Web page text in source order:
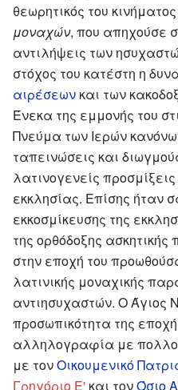
θεωρητικός του
μοναχών, που απηχούσε
αντιλήψεις των
στόχος του κατέστη η
αιρέσεων και των
Ένεκα της εμμονής του
Πνεύμα των Ιερών
ταπεινώσεις και
λατινογενείς
εκκλησίας. Επίσης ήταν
εκκοσμίκευσης της
της ορθόδοξης
στην εποχή του
λατινικής μοναχικής
αντιησυχαστών. Ο Άγιος
προσωπικότητα της
αλληλογραφία με
με τονΟικουμενικό
Γρηγόριο Ε' και τονΌσιο